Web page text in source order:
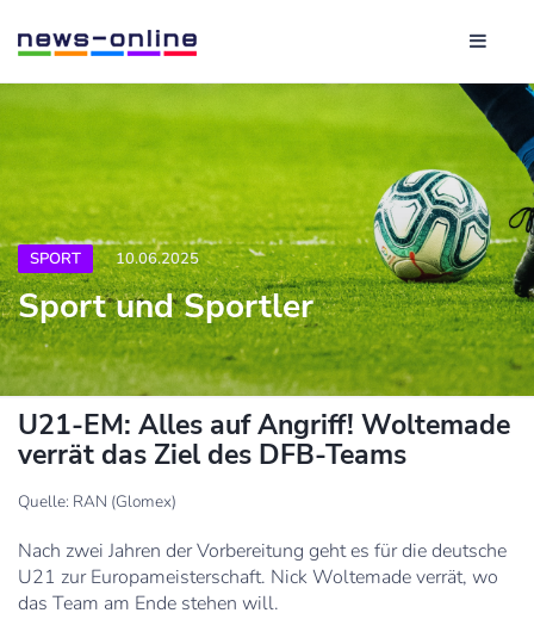
SPORT 10.06.2025
Sport und Sportler
U21-EM: Alles auf Angriff! Woltemade
verrät das Ziel des DFB-Teams
Quelle: RAN (Glomex)
Nach zwei Jahren der Vorbereitung geht es für die deutsche
U21 zur Europameisterschaft. Nick Woltemade verrät, wo
das Team am Ende stehen will.